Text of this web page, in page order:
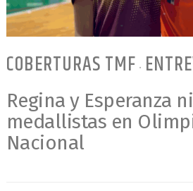
COBERTURAS TMF •
Regina y Esperanza
medallistas en
Nacional